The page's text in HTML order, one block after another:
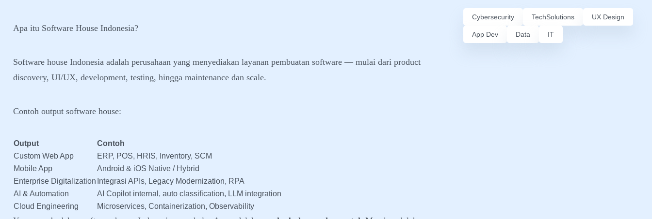
Apa itu Software House Indonesia?
Software house Indonesia adalah perusahaan yang menyediakan layanan pembuatan software — mulai dari product
discovery, UI/UX, development, testing, hingga maintenance dan scale.
Contoh output software house:
Output
Contoh
Custom Web App
ERP, POS, HRIS, Inventory, SCM
Mobile App
Android & iOS Native / Hybrid
Enterprise Digitalization Integrasi APIs, Legacy Modernization, RPA
AI & Automation
AI Copilot internal, auto classification, LLM integration
Cloud Engineering
Microservices, Containerization, Observability
Cybersecurity TechSolutions UX Design
App Dev Data IT